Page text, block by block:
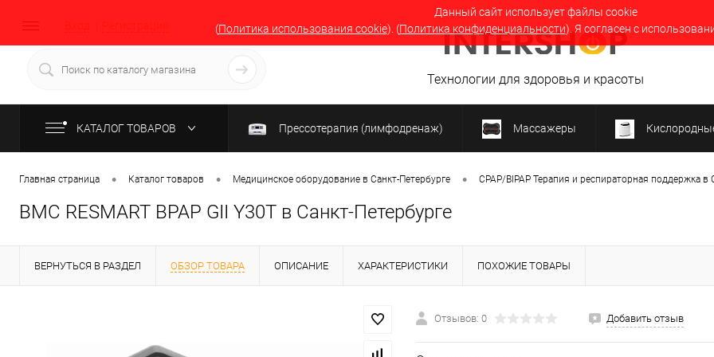
Данный сайт использует файлы cookie
(Политика использования cookie). (Политика конфиденциальности). Я согласен с
Вход Регистрация
Технологии для здоровья и красоты
КАТАЛОГ ТОВАРОВ Прессотерапия (лимфодренаж) Массажеры
Главная страница • Каталог товаров • Медицинское оборудование в Санкт-Петербурге • CPAP/BIPAP Терапия и респираторная поддержка в
BMC RESMART BPAP GII Y30T в Санкт-Петербурге
ВЕРНУТЬСЯ В РАЗДЕЛ ОБЗОР ТОВАРА ОПИСАНИЕ ХАРАКТЕРИСТИКИ ПОХОЖИЕ ТОВАРЫ
Отзывов: 0 Добавить отзыв